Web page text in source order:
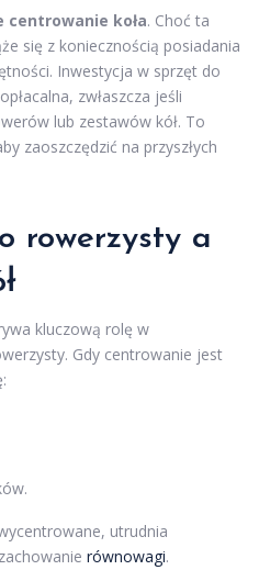
centrowanie koła. Choć ta
się z koniecznością posiadania
Inwestycja w sprzęt do
zwłaszcza jeśli
lub zestawów kół. To
zaoszczędzić na przyszłych
rowerzysty a
kluczową rolę w
Gdy centrowanie jest
utrudnia
równowagi.